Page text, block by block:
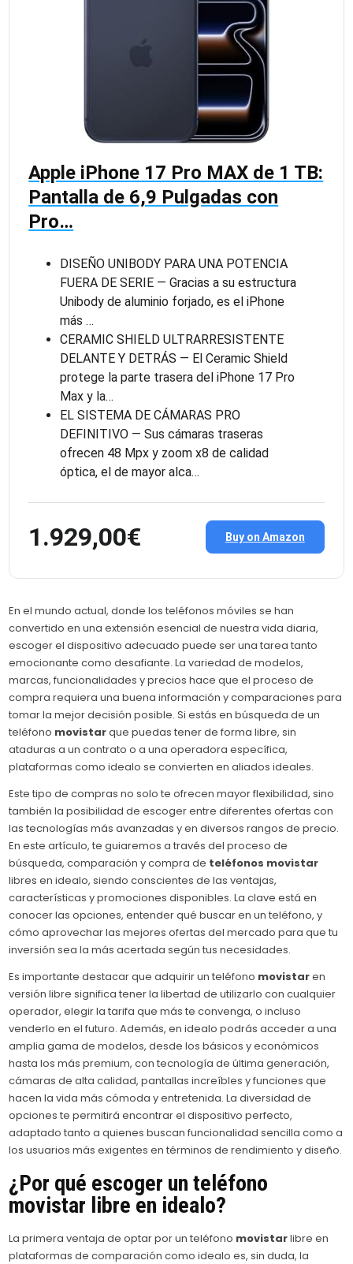
Apple iPhone 17 Pro MAX de 1 TB:
Pantalla de 6,9 Pulgadas con
Pro…
DISEÑO UNIBODY PARA UNA POTENCIA
FUERA DE SERIE — Gracias a su estructura
Unibody de aluminio forjado, es el iPhone
más …
CERAMIC SHIELD ULTRARRESISTENTE
DELANTE Y DETRÁS — El Ceramic Shield
protege la parte trasera del iPhone 17 Pro
Max y la…
EL SISTEMA DE CÁMARAS PRO
DEFINITIVO — Sus cámaras traseras
ofrecen 48 Mpx y zoom x8 de calidad
óptica, el de mayor alca…
1.929,00€ Buy on Amazon
En el mundo actual, donde los teléfonos móviles se han
convertido en una extensión esencial de nuestra vida diaria,
escoger el dispositivo adecuado puede ser una tarea tanto
emocionante como desafiante. La variedad de modelos,
marcas, funcionalidades y precios hace que el proceso de
compra requiera una buena información y comparaciones para
tomar la mejor decisión posible. Si estás en búsqueda de un
teléfono movistarque puedas tener de forma libre, sin
ataduras a un contrato o a una operadora específica,
plataformas como idealo se convierten en aliados ideales.
Este tipo de compras no solo te ofrecen mayor flexibilidad, sino
también la posibilidad de escoger entre diferentes ofertas con
las tecnologías más avanzadas y en diversos rangos de precio.
En este artículo, te guiaremos a través del proceso de
búsqueda, comparación y compra de teléfonos movistar
libres en idealo, siendo conscientes de las ventajas,
características y promociones disponibles. La clave está en
conocer las opciones, entender qué buscar en un teléfono, y
cómo aprovechar las mejores ofertas del mercado para que tu
inversión sea la más acertada según tus necesidades.
Es importante destacar que adquirir un teléfono movistaren
versión libre significa tener la libertad de utilizarlo con cualquier
operador, elegir la tarifa que más te convenga, o incluso
venderlo en el futuro. Además, en idealo podrás acceder a una
amplia gama de modelos, desde los básicos y económicos
hasta los más premium, con tecnología de última generación,
cámaras de alta calidad, pantallas increíbles y funciones que
hacen la vida más cómoda y entretenida. La diversidad de
opciones te permitirá encontrar el dispositivo perfecto,
adaptado tanto a quienes buscan funcionalidad sencilla como a
los usuarios más exigentes en términos de rendimiento y diseño.
¿Por qué escoger un teléfono
movistar libre en idealo?
La primera ventaja de optar por un teléfono movistarlibre en
plataformas de comparación como idealo es, sin duda, la